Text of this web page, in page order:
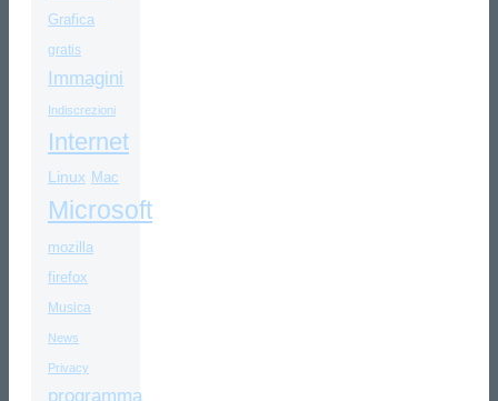
Grafica
gratis
Immagini
Indiscrezioni
Internet
Linux Mac
Microsoft
mozilla
firefox
Musica
News
Privacy
programma